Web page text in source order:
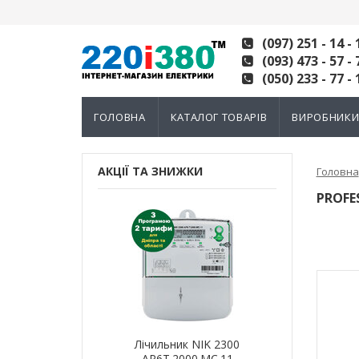
(097) 251 - 14 -
(093) 473 - 57 -
(050) 233 - 77 -
ГОЛОВНА КАТАЛОГ ТОВАРІВ ВИРОБНИКИ
АКЦІЇ ТА ЗНИЖКИ
Лічильник NIK 2300
Головна